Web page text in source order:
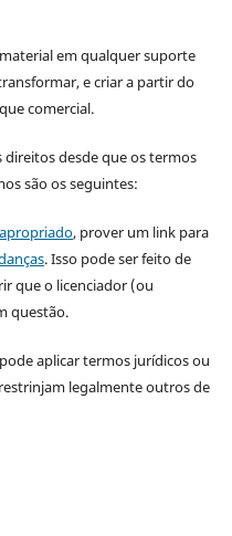
em qualquer suporte
e criar a partir do
comercial.
desde que os termos
são os seguintes:
, prover um link para
. Isso pode ser feito de
que o licenciador (ou
questão.
aplicar termos jurídicos ou
legalmente outros de